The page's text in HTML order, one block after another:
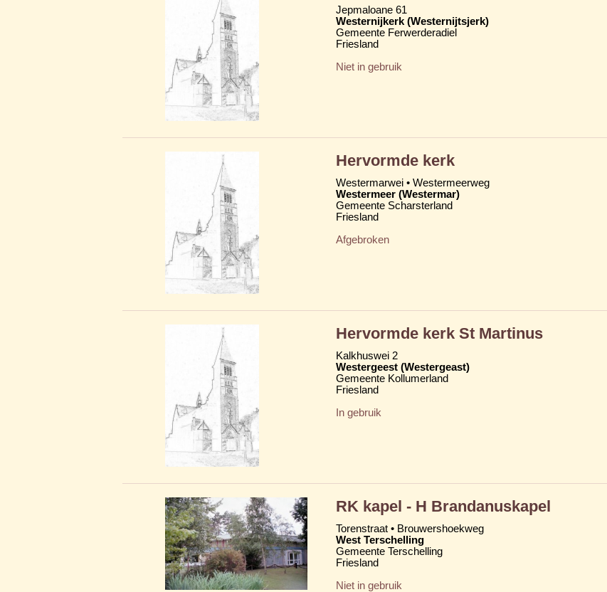
Jepmaloane 61
Westernijkerk (Westernijtsjerk)
Gemeente Ferwerderadiel
Friesland
Niet in gebruik
Hervormde kerk
Westermarwei • Westermeerweg
Westermeer (Westermar)
Gemeente Scharsterland
Friesland
Afgebroken
Hervormde kerk St Martinus
Kalkhuswei 2
Westergeest (Westergeast)
Gemeente Kollumerland
Friesland
In gebruik
RK kapel - H Brandanuskapel
Torenstraat • Brouwershoekweg
West Terschelling
Gemeente Terschelling
Friesland
Niet in gebruik